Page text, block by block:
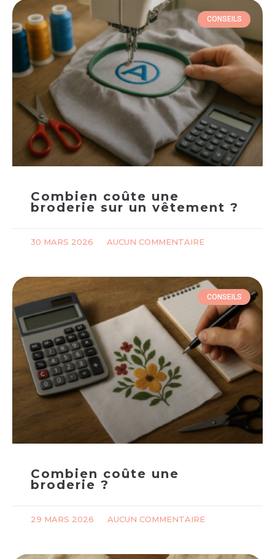
CONSEILS
Combien coûte une
broderie sur un vêtement ?
30 MARS 2026 AUCUN COMMENTAIRE
CONSEILS
Combien coûte une
broderie ?
29 MARS 2026 AUCUN COMMENTAIRE